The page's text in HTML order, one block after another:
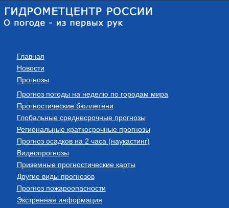
Главная
Новости
Прогнозы
Прогноз погоды на неделю по городам мира
Прогностические бюллетени
Глобальные среднесрочные прогнозы
Региональные краткосрочные прогнозы
Прогноз осадков на 2 часа (наукастинг)
Видеопрогнозы
Приземные прогностические карты
Другие виды прогнозов
Прогноз пожароопасности
Экстренная информация